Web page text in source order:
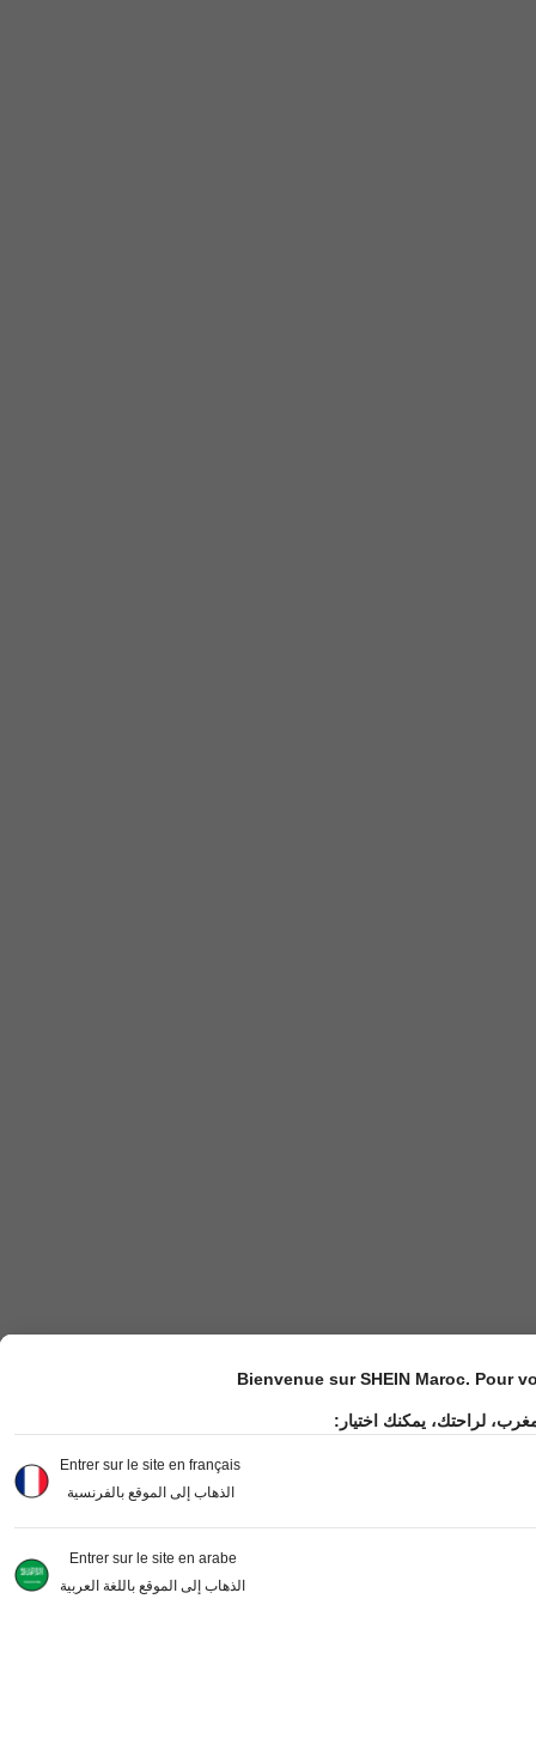
Bienvenue sur SHEIN Maroc. Pour
لراحتك، يمكنك اختيار:
Entrer sur le site en français
الذهاب إلى الموقع بالفرنسية
Entrer sur le site en arabe
الذهاب إلى الموقع باللغة العربية